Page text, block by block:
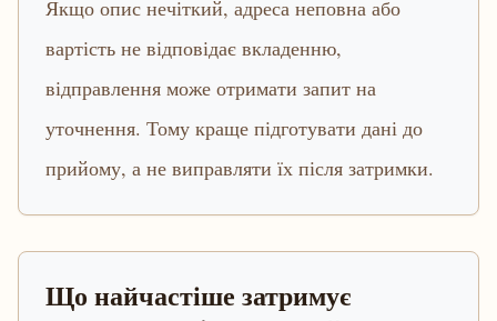
Якщо опис нечіткий, адреса неповна або
вартість не відповідає вкладенню,
відправлення може отримати запит на
уточнення. Тому краще підготувати дані до
прийому, а не виправляти їх після затримки.
Що найчастіше затримує